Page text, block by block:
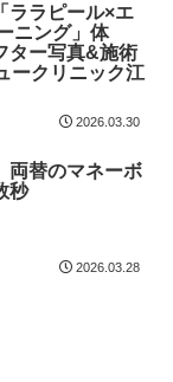
ララピール×エ
ニング」体
ター写真&施術
ークリニック江
2026.03.30
両替のマネーボ
秒
2026.03.28